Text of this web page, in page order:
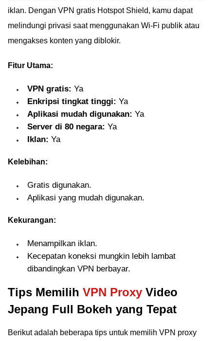
iklan. Dengan VPN gratis Hotspot Shield, kamu dapat
melindungi privasi saat menggunakan Wi-Fi publik atau
mengakses konten yang diblokir.
Fitur Utama:
VPN gratis: Ya
Enkripsi tingkat tinggi: Ya
Aplikasi mudah digunakan: Ya
Server di 80 negara: Ya
Iklan: Ya
Kelebihan:
Gratis digunakan.
Aplikasi yang mudah digunakan.
Kekurangan:
Menampilkan iklan.
Kecepatan koneksi mungkin lebih lambat
dibandingkan VPN berbayar.
Tips Memilih VPN Proxy Video
Jepang Full Bokeh yang Tepat
Berikut adalah beberapa tips untuk memilih VPN proxy